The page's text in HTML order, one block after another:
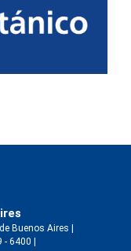
Buenos Aires |
6400 |